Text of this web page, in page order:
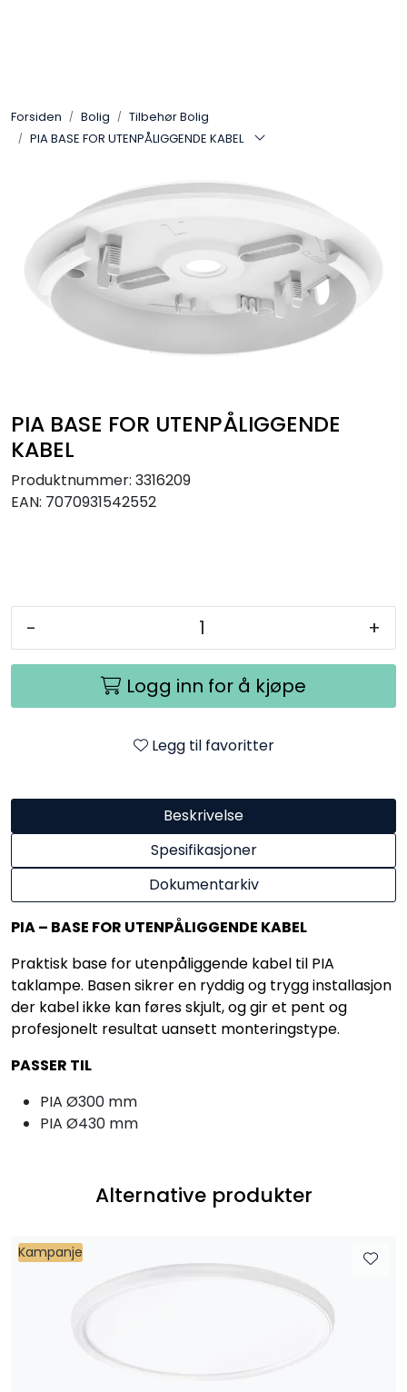
Forsiden Bolig
Tilbehør Bolig
PIA BASE FOR UTENPÅLIGGENDE KABEL
PIA BASE FOR UTENPÅLIGGENDE
KABEL
Produktnummer: 3316209
EAN: 7070931542552
- +
Logg inn for å kjøpe
Legg til favoritter
Beskrivelse
Spesifikasjoner
Dokumentarkiv
PIA – BASE FOR UTENPÅLIGGENDE KABEL
Praktisk base for utenpåliggende kabel til PIA
taklampe. Basen sikrer en ryddig og trygg installasjon
der kabel ikke kan føres skjult, og gir et pent og
profesjonelt resultat uansett monteringstype.
PASSER TIL
PIA Ø300 mm
PIA Ø430 mm
Alternative produkter
Kampanje
Industri
LED-striper 24V
Lyskaster/Effekt
Butikk
Utendørs
Lyskilder
Sluttsalg